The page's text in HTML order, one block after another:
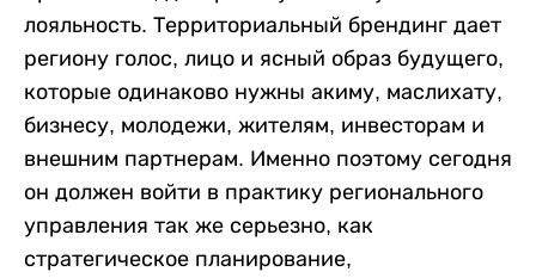
лояльность. Территориальный брендинг дает
региону голос, лицо и ясный образ будущего,
которые одинаково нужны акиму, маслихату,
бизнесу, молодежи, жителям, инвесторам и
внешним партнерам. Именно поэтому сегодня
он должен войти в практику регионального
управления так же серьезно, как
стратегическое планирование,